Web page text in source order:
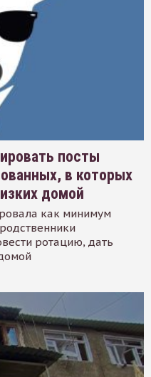
посты
в которых
домой
как минимум
ротацию, дать